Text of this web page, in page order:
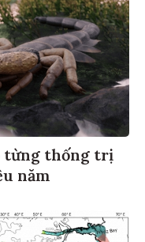
từng thống trị
năm